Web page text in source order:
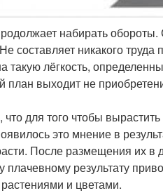
набирать
составляет никакого труда
лёгкость,
выходит не
для того чтобы
это мнение в
После размещения их
результату
и цветами.